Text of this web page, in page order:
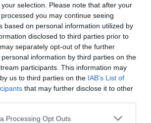
selection. Please note that after your
you may continue seeing
based on personal information utilized by
disclosed to third parties prior to
separately opt-out of the further
information by third parties on the
participants. This information may
us to third parties on the IAB’s List of
that may further disclose it to other
website/app uses one or more Google
Processing Opt Outs
των Ουκρανών:
νούμερο που είχαν
Ρώσοι χάκερς